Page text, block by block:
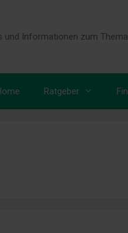
und Informationen zum
Ratgeber